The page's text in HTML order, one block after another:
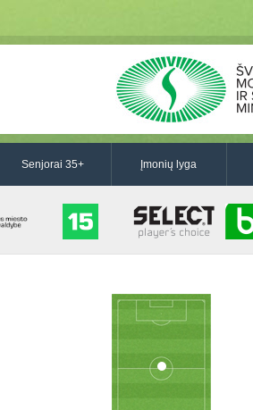
Senjorai 35+ Įmonių lyga